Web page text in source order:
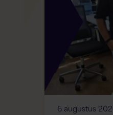
6 augustus